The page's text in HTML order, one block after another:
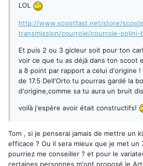
LOL
http://www.scootfast.net/store/
transmission/courroie/courroie-
Et puis 2 ou 3 gicleur soit pour ton
voir ce que tu as déjà dans ton scoot
a 8 point par rapport a celui d'origine
de 17.5 Dell'Orto tu pourras gardé la
d'origine,comme sa tu aura un bruit
voilà j'espère avoir était constructifs!
Tom , si je penserai jamais de mettre un
efficace ? Ou il sera mieux que je met un
pourriez me conseiller ? et pour le
certaines personnes m'ont proposé le